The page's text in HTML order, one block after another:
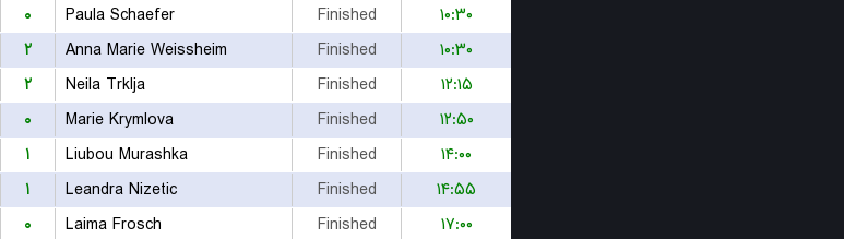
۰ Paula Schaefer Finished
۱۰:۳۰
۲ Anna Marie Weissheim Finished
۱۰:۳۰
۲ Neila Trklja Finished
۱۲:۱۵
۰ Marie Krymlova Finished
۱۲:۵۰
۱ Liubou Murashka Finished
۱۴:۰۰
۱ Leandra Nizetic Finished
۱۴:۵۵
۰ Laima Frosch Finished
۱۷:۰۰